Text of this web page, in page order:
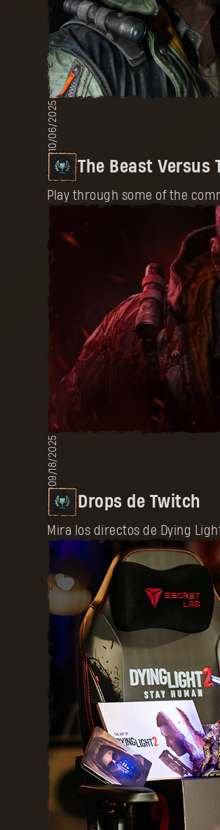
10/06/2025
The Beast Versus
Play through some of the
09/18/2025
Drops de Twitch
Mira los directos de Dying